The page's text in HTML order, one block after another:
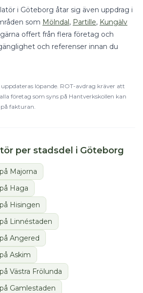
i Göteborg åtar sig även uppdrag i
som Mölndal, Partille, Kungälv
offert från flera företag och
och referenser innan du
löpande. ROT-avdrag kräver att
företag som syns på Hantverkskollen kan
fakturan.
per stadsdel i Göteborg
på Majorna
på Haga
på Hisingen
på Linnéstaden
på Angered
på Askim
på Västra Frölunda
på Gamlestaden